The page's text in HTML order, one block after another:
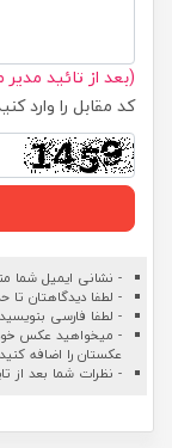
(بعد از تائید
کد مقابل را وارد
- نشانی ایمیل شما
- لطفا دیدگاهتان
- لطفا فارسی
- میخواهید عکس
عکستان را اضافه
- نظرات شما بعد از